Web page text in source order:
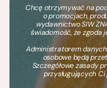
Chcę otrzymywać na
o promocjach,
wydawnictwo SIW
świadomość, że zgoda
Administratorem danych
osobowe będą
Szczegółowe zasady
przysługujących